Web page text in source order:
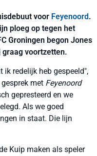
voor Feyenoord.
ploeg op tegen het
Groningen begon Jones
graag voortzetten.
ik redelijk heb gespeeld",
met Feyenoord
gepresteerd en we
Als we goed
in staat. Die lijn
Kuip maken als speler